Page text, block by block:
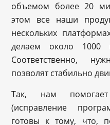
объемом более 20
этом все наши
нескольких
делаем около 1000
Соответственно,
позволят стабильно
Так, нам
(исправление
готовы к тому, что,